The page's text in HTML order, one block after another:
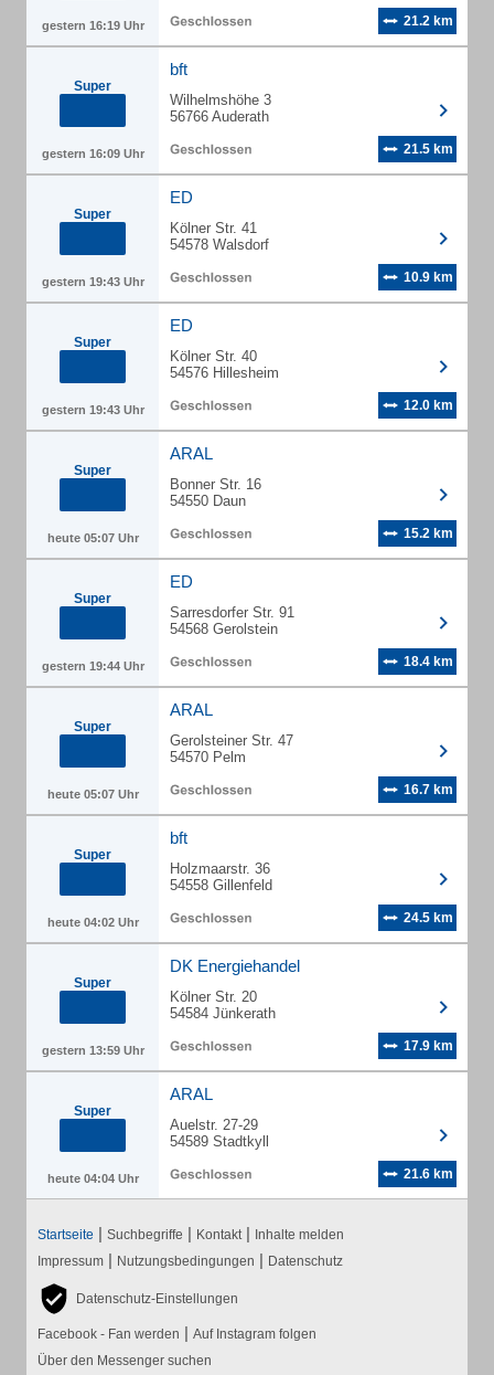
gestern 16:19 Uhr 21.2 km
Super
gestern 16:09 Uhr
bft
Wilhelmshöhe 3
56766 Auderath
21.5 km
Super
gestern 19:43 Uhr
ED
Kölner Str. 41
54578 Walsdorf
10.9 km
Super
gestern 19:43 Uhr
ED
Kölner Str. 40
54576 Hillesheim
12.0 km
Super
heute 05:07 Uhr
ARAL
Bonner Str. 16
54550 Daun
15.2 km
Super
gestern 19:44 Uhr
ED
Sarresdorfer Str. 91
54568 Gerolstein
18.4 km
Super
heute 05:07 Uhr
ARAL
Gerolsteiner Str. 47
54570 Pelm
16.7 km
Super
heute 04:02 Uhr
bft
Holzmaarstr. 36
54558 Gillenfeld
24.5 km
Super
gestern 13:59 Uhr
DK Energiehandel
Kölner Str. 20
54584 Jünkerath
17.9 km
Super
heute 04:04 Uhr
ARAL
Auelstr. 27-29
54589 Stadtkyll
21.6 km
Startseite | Suchbegriffe | Kontakt | Inhalte melden
Impressum | Nutzungsbedingungen | Datenschutz
Datenschutz-Einstellungen
Facebook - Fan werden | Auf Instagram folgen
Über den Messenger suchen